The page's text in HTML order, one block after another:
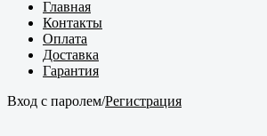
Главная
Контакты
Оплата
Доставка
Гарантия
Вход с паролем/Регистрация